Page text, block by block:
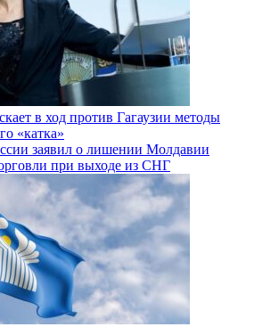
в ход против Гагаузии методы
«катка»
заявил о лишении Молдавии
при выходе из СНГ